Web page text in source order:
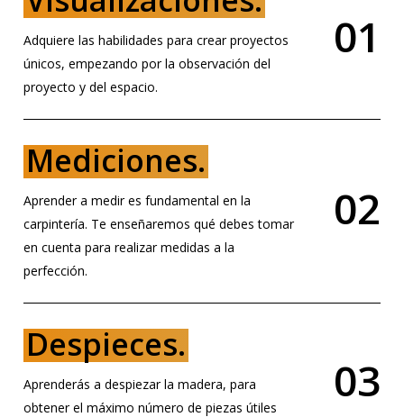
Adquiere las habilidades para crear proyectos
únicos, empezando por la observación del
proyecto y del espacio.
01
Mediciones.
Aprender a medir es fundamental en la
carpintería. Te enseñaremos qué debes tomar
en cuenta para realizar medidas a la
perfección.
02
Despieces.
Aprenderás a despiezar la madera, para
obtener el máximo número de piezas útiles
03